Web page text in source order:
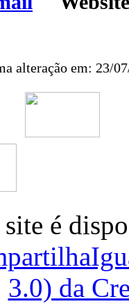
alteração em: 23/
é
3.0) da